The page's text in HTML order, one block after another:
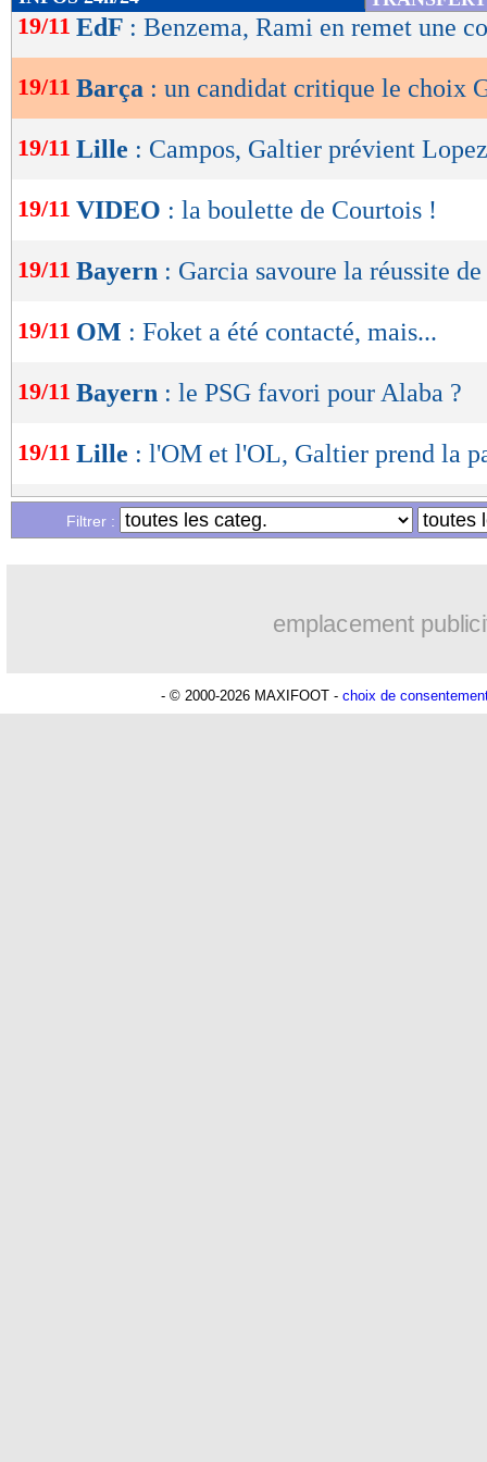
de
OK
19/11 EdF : Benzema, Rami en remet une
19/11 Barça : un candidat critique le choix
19/11 Lille : Campos, Galtier prévient
19/11 VIDEO : la boulette de Courtois !
19/11 Bayern : Garcia savoure la réussite
19/11 OM : Foket a été contacté, mais...
19/11 Bayern : le PSG favori pour Alaba ?
19/11 Lille : l'OM et l'OL, Galtier prend la
Liste des brèves du mer. 18 novembre
Filtrer :
emplacement
- © 2000-2026 MAXIFOOT - choix de